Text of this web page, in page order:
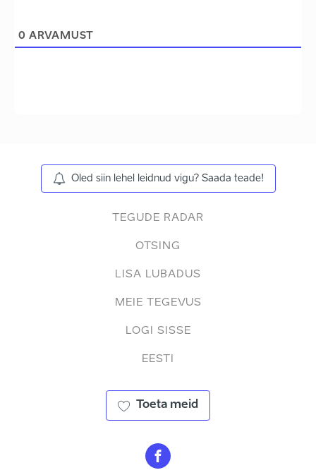
0 ARVAMUST
Oled siin lehel leidnud vigu? Saada teade!
TEGUDE RADAR
OTSING
LISA LUBADUS
MEIE TEGEVUS
LOGI SISSE
EESTI
Toeta meid